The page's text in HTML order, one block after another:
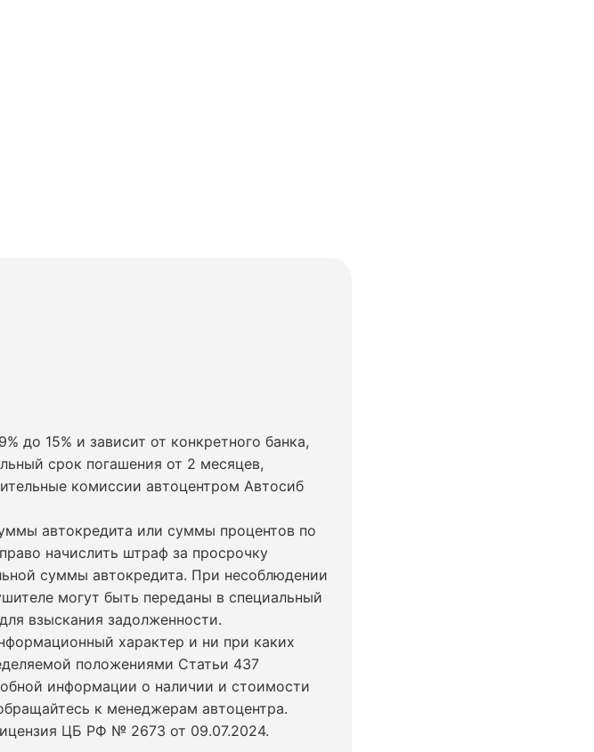
до 15% и зависит от конкретного банка,
срок погашения от 2 месяцев,
комиссии автоцентром Автосиб
автокредита или суммы процентов по
начислить штраф за просрочку
суммы автокредита. При несоблюдении
могут быть переданы в специальный
взыскания задолженности.
характер и ни при каких
положениями Статьи 437
информации о наличии и стоимости
к менеджерам автоцентра.
ЦБ РФ № 2673 от 09.07.2024.